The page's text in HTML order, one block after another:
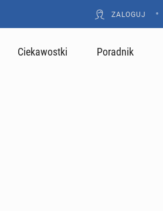
ZALOGUJ •
Ciekawostki Poradnik